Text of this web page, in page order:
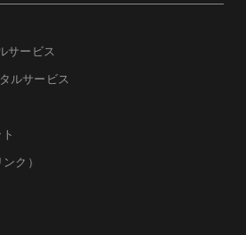
サービス
ルサービス
ク）